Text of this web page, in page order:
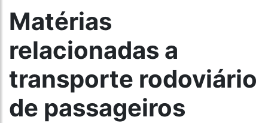
Matérias
relacionadas a
transporte rodoviário
de passageiros